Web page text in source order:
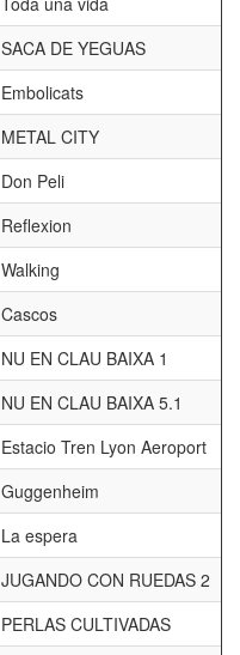
SACA DE YEGUAS
Embolicats
METAL CITY
Don Peli
Reflexion
Walking
Cascos
NU EN CLAU BAIXA 1
NU EN CLAU BAIXA 5.1
Estacio Tren Lyon Aeroport
Guggenheim
La espera
JUGANDO CON RUEDAS 2
PERLAS CULTIVADAS